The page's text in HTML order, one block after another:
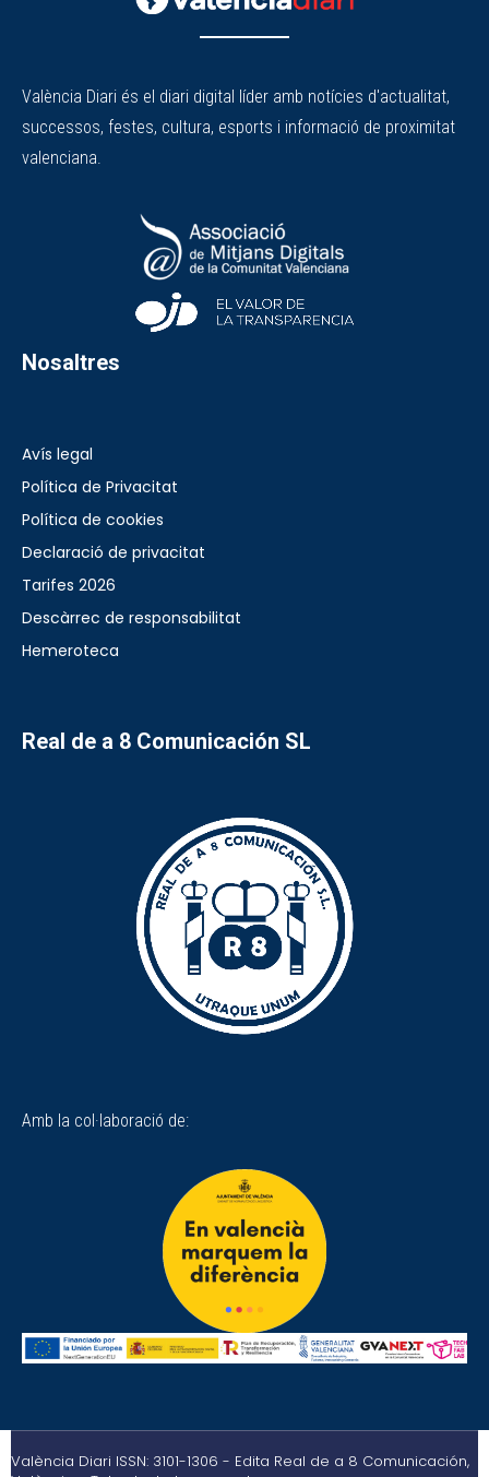
València Diari és el diari digital líder amb notícies d'actualitat,
successos, festes, cultura, esports i informació de proximitat
valenciana.
Nosaltres
Avís legal
Política de Privacitat
Política de cookies
Declaració de privacitat
Tarifes 2026
Descàrrec de responsabilitat
Hemeroteca
Real de a 8 Comunicación SL
Amb la col·laboració de:
València Diari ISSN: 3101-1306 - Edita Real de a 8 Comunicación,